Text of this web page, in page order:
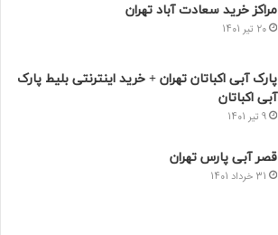
مراکز خرید سعادت‌ آباد تهران
20 تیر 1401
پارک آبی اکباتان تهران + خرید اینترنتی بلیط پارک
آبی اکباتان
9 تیر 1401
قصر آبی پارس تهران
31 خرداد 1401